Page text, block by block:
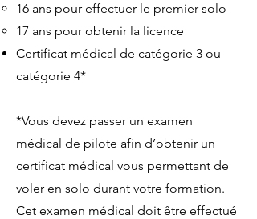
16 ans pour effectuer le premier solo
17 ans pour obtenir la licence
Certificat médical de catégorie 3 ou
catégorie 4*
*Vous devez passer un examen
médical de pilote afin d’obtenir un
certificat médical vous permettant de
voler en solo durant votre formation.
Cet examen médical doit être effectué